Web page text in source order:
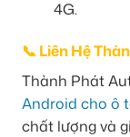
4G.
📞 Liên Hệ
Thành Phát
Android cho ô
chất lượng và